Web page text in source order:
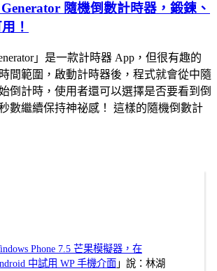
隨機倒數計時器，鍛鍊、
！
」是一款計時器 App，但很有趣的
間範圍，啟動計時器後，程式就會從中隨
倒計時，使用者還可以選擇是否要看到倒
數繼續保持神祕感！ 這樣的隨機倒數計
Phone 7.5 芒果模擬器，在
中試用 WP 手機介面 」說：林湖